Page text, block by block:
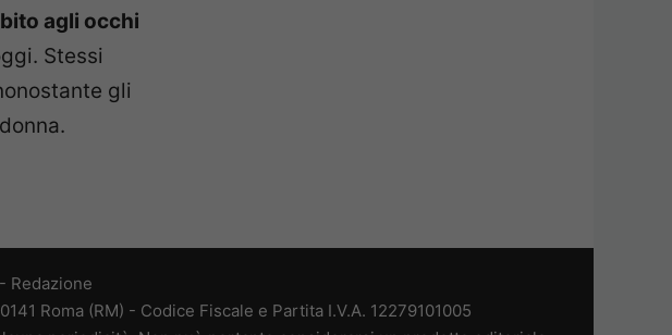
agli occhi
Stessi
gli
- Redazione
Roma (RM) - Codice Fiscale e Partita I.V.A. 12279101005